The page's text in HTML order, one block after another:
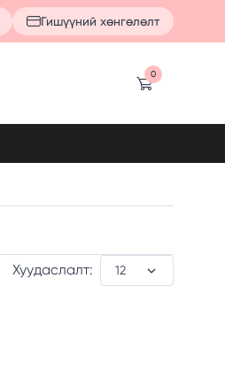
Гишүүний хөнгөлөлт
0
Хуудаслалт: